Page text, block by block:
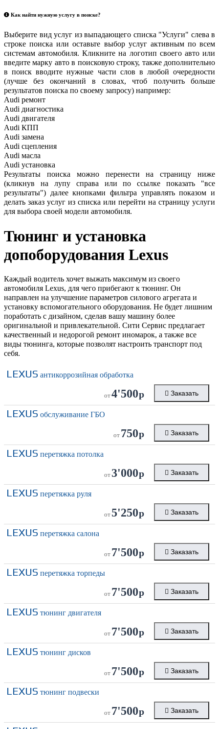
Как найти нужную услугу в поиске?
Выберите вид услуг из выпадающего списка "Услуги" слева в
строке поиска или оставьте выбор услуг активным по всем
системам автомобиля. Кликните на логотип своего авто или
введите марку авто в поисковую строку, также дополнительно
в поиск вводите нужные части слов в любой очередности
(лучше без окончаний в словах, чтоб получить больше
результатов поиска по своему запросу) например:
Audi ремонт
Audi диагностика
Audi двигателя
Audi КПП
Audi замена
Audi сцепления
Audi масла
Audi установка
Результаты поиска можно перенести на страницу ниже
(кликнув на лупу справа или по ссылке показать "все
результаты") далее кнопками фильтра управлять показом и
делать заказ услуг из списка или перейти на страницу услуги
для выбора своей модели автомобиля.
Тюнинг и установка
допоборудования Lexus
Каждый водитель хочет выжать максимум из своего
автомобиля Lexus, для чего прибегают к тюнинг. Он
направлен на улучшение параметров силового агрегата и
установку вспомогательного оборудования. Не будет лишним
поработать с дизайном, сделав вашу машину более
оригинальной и привлекательной. Сити Сервис предлагает
качественный и недорогой ремонт иномарок, а также все
виды тюнинга, которые позволят настроить транспорт под
себя.
LEXUS антикоррозийная обработка
от4'500р Заказать
LEXUS обслуживание ГБО
от 750р Заказать
LEXUS перетяжка потолка
от 3'000р Заказать
LEXUS перетяжка руля
от 5'250р Заказать
LEXUS перетяжка салона
от 7'500р Заказать
LEXUS перетяжка торпеды
от 7'500р Заказать
LEXUS тюнинг двигателя
от 7'500р Заказать
LEXUS тюнинг дисков
от 7'500р Заказать
LEXUS тюнинг подвески
от 7'500р Заказать